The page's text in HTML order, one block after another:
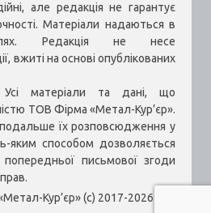
але редакція не гарантує
Матеріали надаються в
Редакція не несе
вжиті на основі опублікованих
Усі матеріали та дані, що
ТОВ Фірма «Метал-Кур’єр».
їх розповсюдження у
яким способом дозволяється
письмової згоди
Кур’єр» (c) 2017-2026